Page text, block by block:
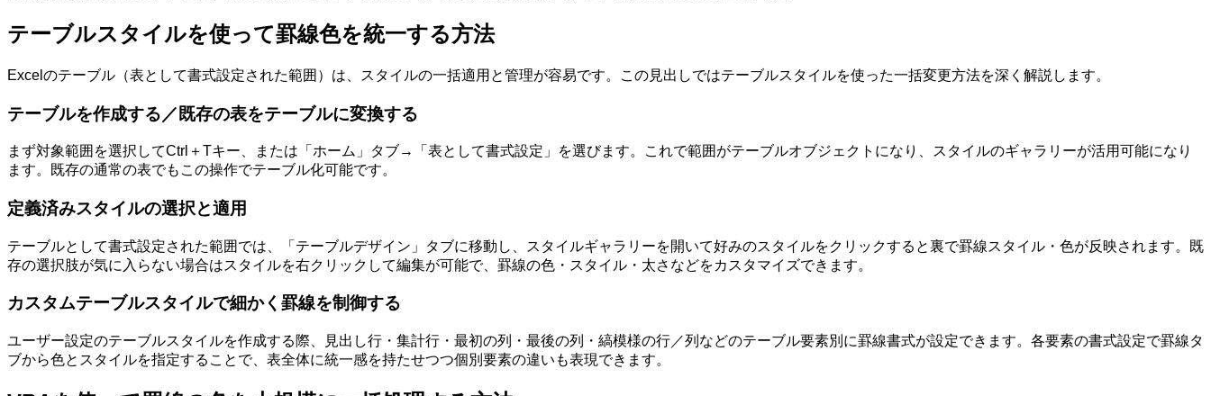
テーブルスタイルを使って罫線色を統一する方法
Excelのテーブル（表として書式設定された範囲）は、スタイルの一括適用と管理が容易です。この見出しではテーブルスタイルを使った一括変更方法を深く解説します。
テーブルを作成する／既存の表をテーブルに変換する
まず対象範囲を選択してCtrl＋Tキー、または「ホーム」タブ→「表として書式設定」を選びます。これで範囲がテーブルオブジェクトになり、スタイルのギャラリーが活用可能になり
ます。既存の通常の表でもこの操作でテーブル化可能です。
定義済みスタイルの選択と適用
テーブルとして書式設定された範囲では、「テーブルデザイン」タブに移動し、スタイルギャラリーを開いて好みのスタイルをクリックすると裏で罫線スタイル・色が反映されます。既
存の選択肢が気に入らない場合はスタイルを右クリックして編集が可能で、罫線の色・スタイル・太さなどをカスタマイズできます。
カスタムテーブルスタイルで細かく罫線を制御する
ユーザー設定のテーブルスタイルを作成する際、見出し行・集計行・最初の列・最後の列・縞模様の行／列などのテーブル要素別に罫線書式が設定できます。各要素の書式設定で罫線タ
ブから色とスタイルを指定することで、表全体に統一感を持たせつつ個別要素の違いも表現できます。